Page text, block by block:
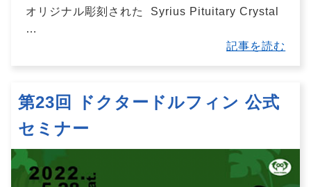
オリジナル彫刻された Syrius Pituitary Crystal
…
記事を読む
第23回 ドクタードルフィン 公式
セミナー